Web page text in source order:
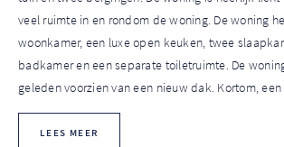
veel ruimte in en rondom de woning. De woning
woonkamer, een luxe open keuken, twee
badkamer en een separate toiletruimte. De
geleden voorzien van een nieuw dak. Kortom, een
LEES MEER